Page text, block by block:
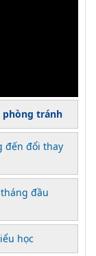
phòng tránh
đến đổi thay
đầu
học